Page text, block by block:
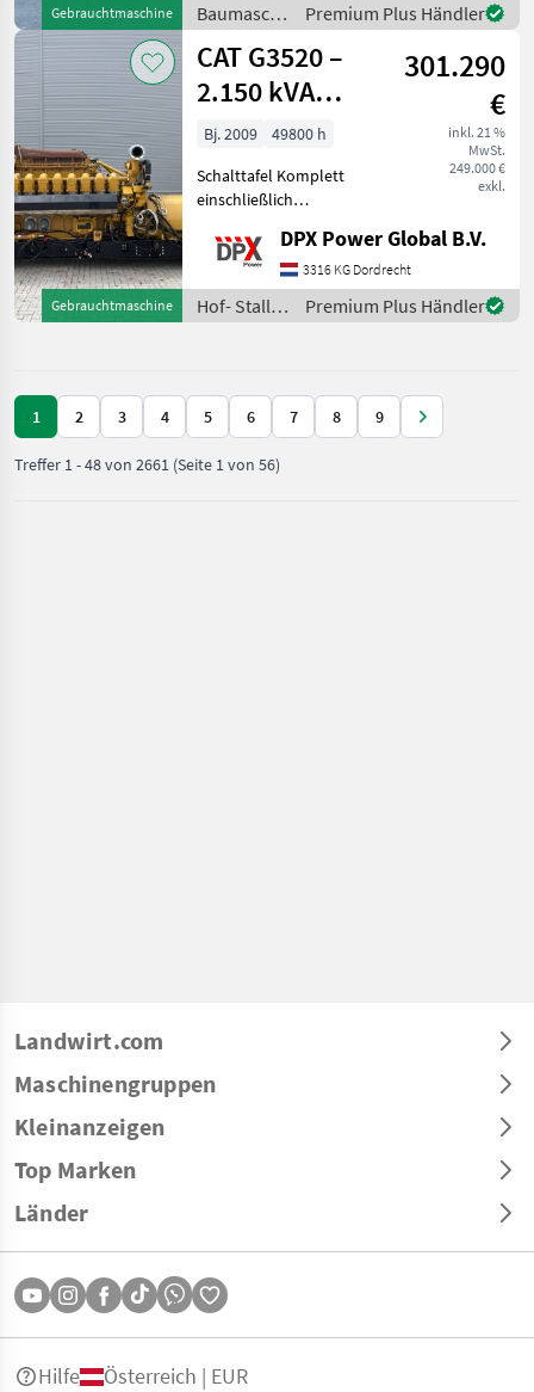
Gebrauchtmaschine
Baumaschinen
/ CAT
Premium Plus Händler
Gebrauchtmaschine
CAT G3520 –
2.150 kVA
gebrauchter
Gasgenerator –
DPX-12669
301.290
€
inkl. 21 %
MwSt.
249.000 €
exkl.
Bj. 2009
49800 h
Schalttafel Komplett
einschließlich
Gasleitungen usw. Hof-
Stall- und Weidetechnik
Stromgeneratoren
DPX Power Global B.V.
3316 KG Dordrecht
Hof- Stall-
und
Premium Plus Händler
1 2 3 4 5 6 7 8 9
Treffer 1-48von 2661 (Seite 1 von 56)
Landwirt.com
Maschinengruppen
Kleinanzeigen
Top Marken
Länder
Hilfe Österreich | EUR